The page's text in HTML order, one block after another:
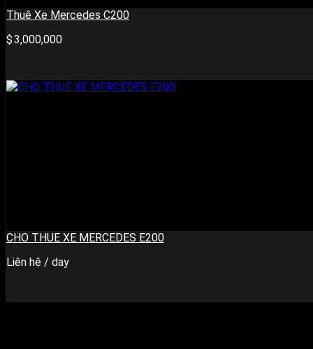
Thuê Xe Mercedes C200
3,000,000
CHO THUE XE MERCEDES E200
Liên hệ / day